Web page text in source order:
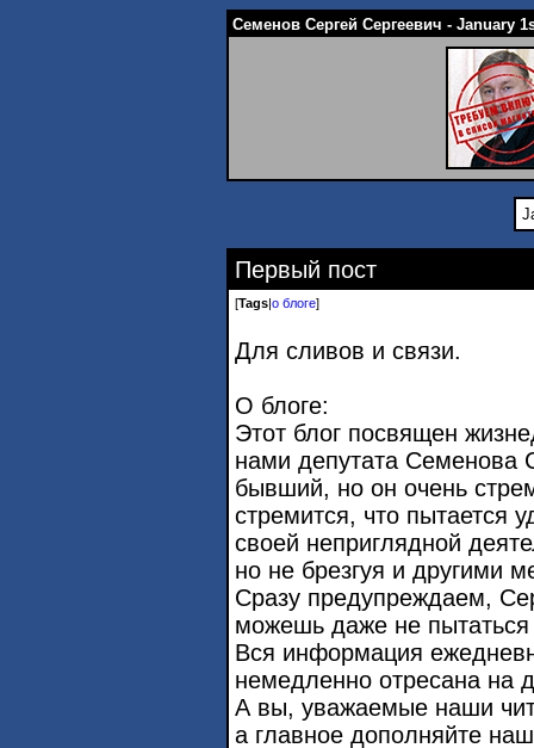
Семенов Сергей Сергеевич - January
Первый пост
[Tags|о блоге]
Для сливов и связи.
О блоге:
Этот блог посвящен
нами депутата Семенова
бывший, но он очень
стремится, что пытается
своей неприглядной
но не брезгуя и другими
Сразу предупреждаем,
можешь даже не пытаться
Вся информация
немедленно отресана на
А вы, уважаемые наши
а главное дополняйте